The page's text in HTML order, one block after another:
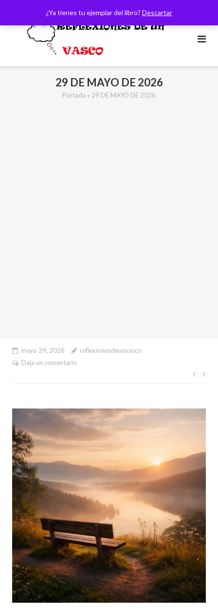
¿Ya tienes tu ejemplar del libro? Descartar
contenido
29 DE MAYO DE 2026
Portada » 29 DE MAYO DE 2026
mayo 29, 2026
reflexionesdeunvasco
Deja un comentario